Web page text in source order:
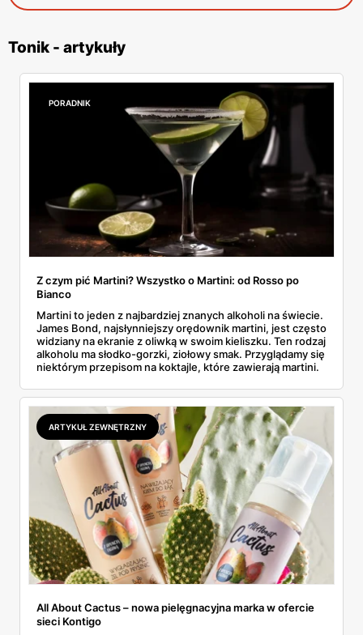
Tonik - artykuły
PORADNIK
Z czym pić Martini? Wszystko o Martini: od Rosso po
Bianco
Martini to jeden z najbardziej znanych alkoholi na świecie.
James Bond, najsłynniejszy orędownik martini, jest często
widziany na ekranie z oliwką w swoim kieliszku. Ten rodzaj
alkoholu ma słodko-gorzki, ziołowy smak. Przyglądamy się
niektórym przepisom na koktajle, które zawierają martini.
ARTYKUŁ ZEWNĘTRZNY
All About Cactus – nowa pielęgnacyjna marka w ofercie
sieci Kontigo